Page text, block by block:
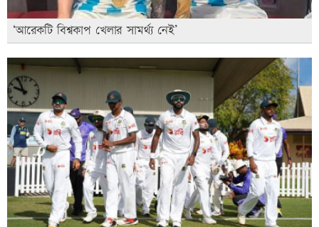
‘আরেকটি বিশ্বকাপ খেলার সামর্থ্য নেই’